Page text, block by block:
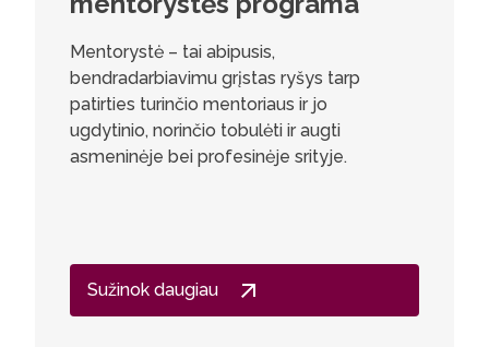
Mentorystė – tai abipusis,
bendradarbiavimu grįstas ryšys tarp
patirties turinčio mentoriaus ir jo
ugdytinio, norinčio tobulėti ir augti
asmeninėje bei profesinėje srityje.
Sužinok daugiau